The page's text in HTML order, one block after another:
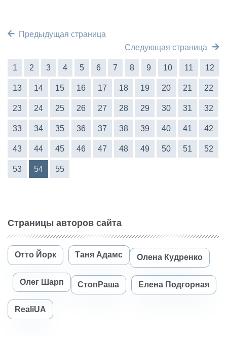
Предыдущая страница
Следующая страница
1 2 3 4 5 6 7 8 9 10 11 12
13 14 15 16 17 18 19 20 21 22
23 24 25 26 27 28 29 30 31 32
33 34 35 36 37 38 39 40 41 42
43 44 45 46 47 48 49 50 51 52
53 54 55
Страницы авторов сайта
Отто Йорк Таня Адамс Олена Кудренко
Олег Шарп СтопРаша Елена Подгорная
RealiUA